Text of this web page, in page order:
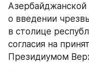
о введении
в столице
согласия на
Президиумом